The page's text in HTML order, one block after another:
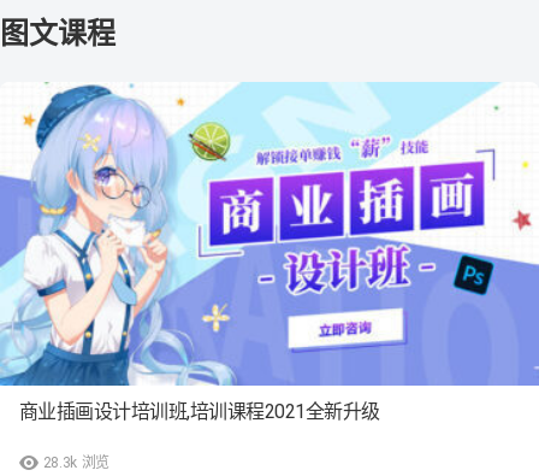
28.3k 浏览
商业插画设计培训班,培训课程2021全新升级